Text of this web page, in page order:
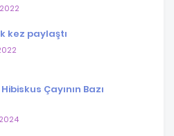
kez paylaştı
Çayının Bazı